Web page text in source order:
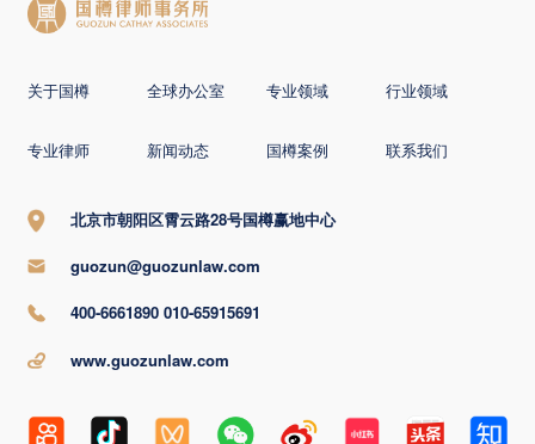
关于国樽 全球办公室 专业领域 行业领域
专业律师 新闻动态 国樽案例 联系我们
北京市朝阳区霄云路28号国樽赢地中心
guozun@guozunlaw.com
400-6661890 010-65915691
www.guozunlaw.com